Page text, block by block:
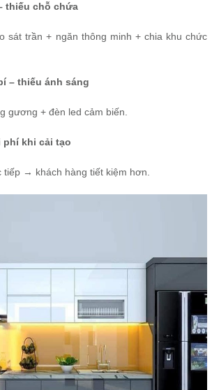
thiếu chỗ chứa
sát trần + ngăn thông minh + chia khu chức
– thiếu ánh sáng
gương + đèn led cảm biến.
phí khi cải tạo
→ khách hàng tiết kiệm hơn.